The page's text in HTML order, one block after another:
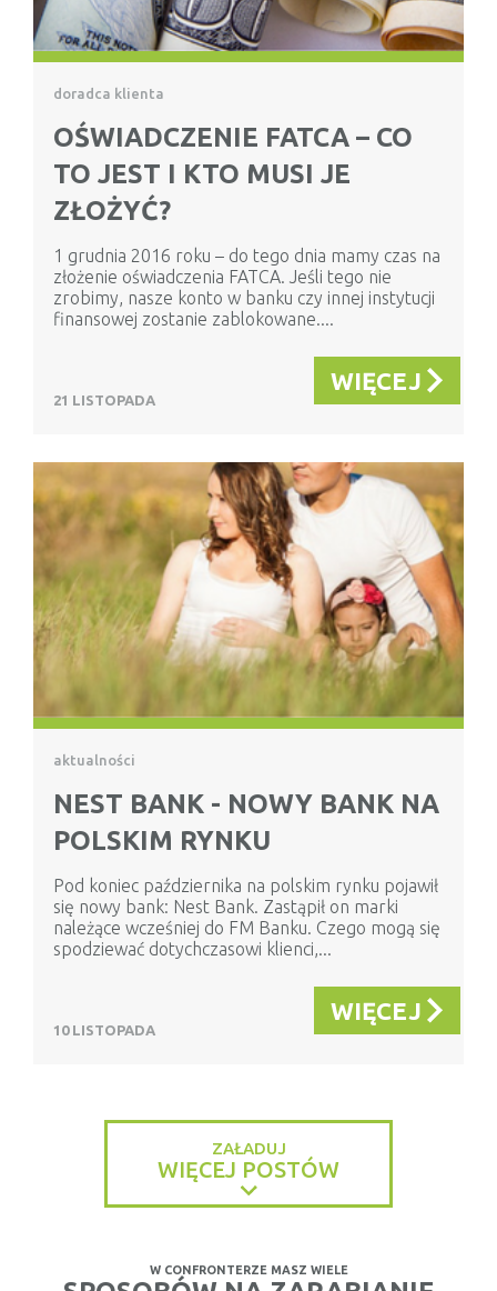
doradca klienta
OŚWIADCZENIE FATCA – CO
TO JEST I KTO MUSI JE
ZŁOŻYĆ?
1 grudnia 2016 roku – do tego dnia mamy czas na
złożenie oświadczenia FATCA. Jeśli tego nie
zrobimy, nasze konto w banku czy innej instytucji
finansowej zostanie zablokowane....
21 LISTOPADA
WIĘCEJ
aktualności
NEST BANK - NOWY BANK NA
POLSKIM RYNKU
Pod koniec października na polskim rynku pojawił
się nowy bank: Nest Bank. Zastąpił on marki
należące wcześniej do FM Banku. Czego mogą się
spodziewać dotychczasowi klienci,...
10 LISTOPADA
WIĘCEJ
ZAŁADUJ
WIĘCEJ POSTÓW
W CONFRONTERZE MASZ WIELE